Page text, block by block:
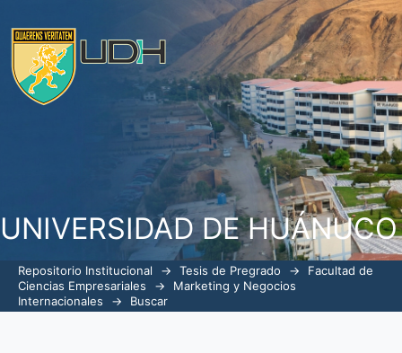
UNIVERSIDAD DE HUÁNUCO
Repositorio Institucional → Tesis de Pregrado →
Facultad de
Ciencias Empresariales
→
Marketing y Negocios
Internacionales
→ Buscar